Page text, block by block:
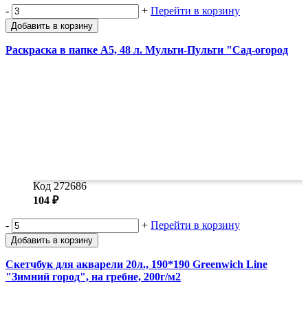
- + Перейти в корзину
Добавить в корзину
Раскраска в папке А5, 48 л. Мульти-Пульти "Сад-огород
Код 272686
104 ₽
- + Перейти в корзину
Добавить в корзину
Скетчбук для акварели 20л., 190*190 Greenwich Line
"Зимний город", на гребне, 200г/м2